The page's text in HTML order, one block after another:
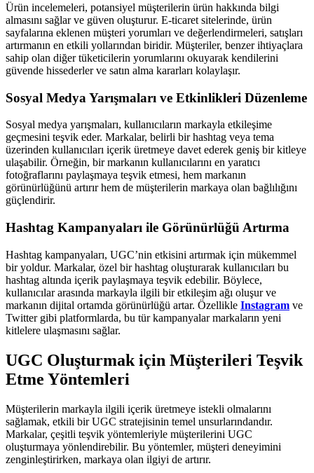
Ürün incelemeleri, potansiyel müşterilerin ürün hakkında bilgi
almasını sağlar ve güven oluşturur. E-ticaret sitelerinde, ürün
sayfalarına eklenen müşteri yorumları ve değerlendirmeleri, satışları
artırmanın en etkili yollarından biridir. Müşteriler, benzer ihtiyaçlara
sahip olan diğer tüketicilerin yorumlarını okuyarak kendilerini
güvende hissederler ve satın alma kararları kolaylaşır.
Sosyal Medya Yarışmaları ve Etkinlikleri Düzenleme
Sosyal medya yarışmaları, kullanıcıların markayla etkileşime
geçmesini teşvik eder. Markalar, belirli bir hashtag veya tema
üzerinden kullanıcıları içerik üretmeye davet ederek geniş bir kitleye
ulaşabilir. Örneğin, bir markanın kullanıcılarını en yaratıcı
fotoğraflarını paylaşmaya teşvik etmesi, hem markanın
görünürlüğünü artırır hem de müşterilerin markaya olan bağlılığını
güçlendirir.
Hashtag Kampanyaları ile Görünürlüğü Artırma
Hashtag kampanyaları, UGC’nin etkisini artırmak için mükemmel
bir yoldur. Markalar, özel bir hashtag oluşturarak kullanıcıları bu
hashtag altında içerik paylaşmaya teşvik edebilir. Böylece,
kullanıcılar arasında markayla ilgili bir etkileşim ağı oluşur ve
markanın dijital ortamda görünürlüğü artar. Özellikle Instagram ve
Twitter gibi platformlarda, bu tür kampanyalar markaların yeni
kitlelere ulaşmasını sağlar.
UGC Oluşturmak için Müşterileri Teşvik
Etme Yöntemleri
Müşterilerin markayla ilgili içerik üretmeye istekli olmalarını
sağlamak, etkili bir UGC stratejisinin temel unsurlarındandır.
Markalar, çeşitli teşvik yöntemleriyle müşterilerini UGC
oluşturmaya yönlendirebilir. Bu yöntemler, müşteri deneyimini
zenginleştirirken, markaya olan ilgiyi de artırır.